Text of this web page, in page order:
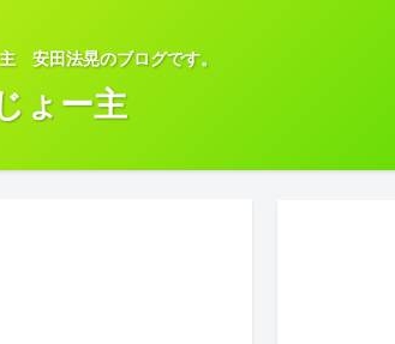
安田法晃のブログです。
ょー主